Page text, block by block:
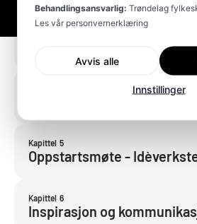
Planverk og satsninger
Kapittel 5
Oppstartsmøte -
Kapittel 6
Inspirasjon og
Behandlingsansvarlig: Trøndelag
Les vår personvernerklæring
Avvis alle
Innstillinger